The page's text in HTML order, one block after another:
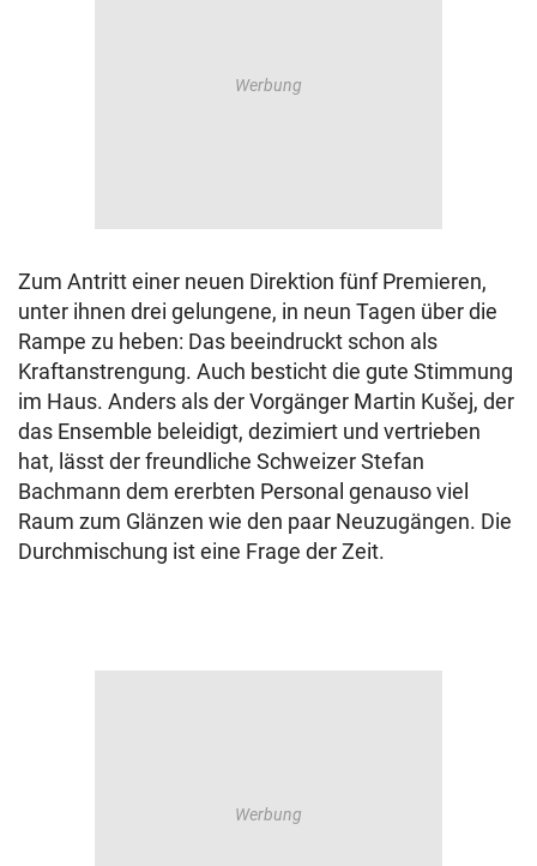
Zum Antritt einer neuen Direktion fünf Premieren,
unter ihnen drei gelungene, in neun Tagen über die
Rampe zu heben: Das beeindruckt schon als
Kraftanstrengung. Auch besticht die gute Stimmung
im Haus. Anders als der Vorgänger Martin Kušej, der
das Ensemble beleidigt, dezimiert und vertrieben
hat, lässt der freundliche Schweizer Stefan
Bachmann dem ererbten Personal genauso viel
Raum zum Glänzen wie den paar Neuzugängen. Die
Durchmischung ist eine Frage der Zeit.